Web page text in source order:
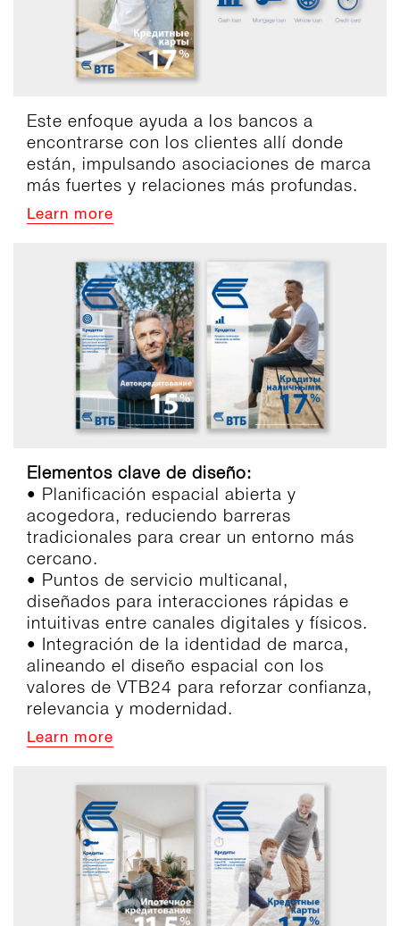
Este enfoque ayuda a los bancos a
encontrarse con los clientes allí donde
están, impulsando asociaciones de marca
más fuertes y relaciones más profundas.
Learn more
Elementos clave de diseño:
• Planificación espacial abierta y
acogedora, reduciendo barreras
tradicionales para crear un entorno más
cercano.
• Puntos de servicio multicanal,
diseñados para interacciones rápidas e
intuitivas entre canales digitales y físicos.
• Integración de la identidad de marca,
alineando el diseño espacial con los
valores de VTB24 para reforzar confianza,
relevancia y modernidad.
Learn more